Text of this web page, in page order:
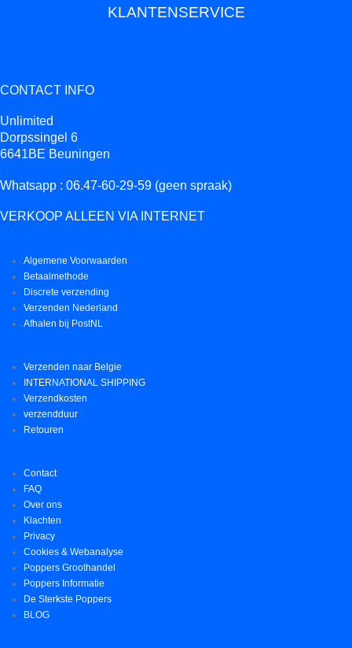
KLANTENSERVICE
CONTACT INFO
Unlimited
Dorpssingel 6
6641BE Beuningen
Whatsapp : 06.47-60-29-59 (geen spraak)
VERKOOP ALLEEN VIA INTERNET
Algemene Voorwaarden
Betaalmethode
Discrete verzending
Verzenden Nederland
Afhalen bij PostNL
Verzenden naar Belgie
INTERNATIONAL SHIPPING
Verzendkosten
verzendduur
Retouren
Contact
FAQ
Over ons
Klachten
Privacy
Cookies & Webanalyse
Poppers Groothandel
Poppers Informatie
De Sterkste Poppers
BLOG